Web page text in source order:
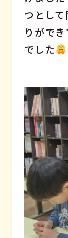
つとし
りがで
でした